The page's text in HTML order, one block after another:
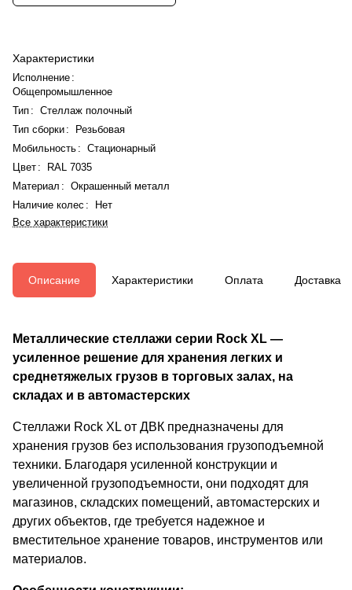
Характеристики
Исполнение :
Общепромышленное
Тип : Стеллаж полочный
Тип сборки:
Резьбовая
Мобильность : Стационарный
Цвет :
RAL 7035
Материал : Окрашенный металл
Наличие колес :
Нет
Все характеристики
Описание Характеристики Оплата Доставка
Металлические стеллажи серии Rock XL —
усиленное решение для хранения легких и
среднетяжелых грузов в торговых залах, на
складах и в автомастерских
Стеллажи Rock XL от ДВК предназначены для
хранения грузов без использования грузоподъемной
техники. Благодаря усиленной конструкции и
увеличенной грузоподъемности, они подходят для
магазинов, складских помещений, автомастерских и
других объектов, где требуется надежное и
вместительное хранение товаров, инструментов или
материалов.